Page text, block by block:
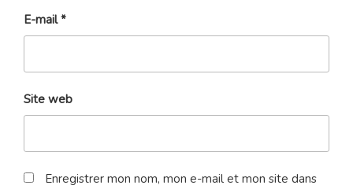
E-mail*
Site web
Enregistrer mon nom, mon e-mail et mon site dans